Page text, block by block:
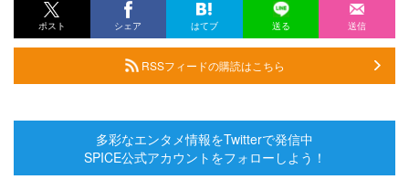
ポスト シェア はてブ 送る 送信
RSSフィードの購読はこちら
多彩なエンタメ情報をTwitterで発信中
SPICE公式アカウントをフォローしよう！